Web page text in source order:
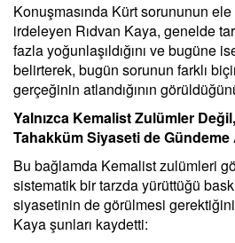
Konuşmasında Kürt sorununun ele
irdeleyen Rıdvan Kaya, genelde
fazla yoğunlaşıldığını ve bugüne
belirterek, bugün sorunun farklı
gerçeğinin atlandığının
Yalnızca Kemalist Zulümler
Tahakküm Siyaseti de Gündeme
Bu bağlamda Kemalist zulümleri
sistematik bir tarzda yürüttüğü
siyasetinin de görülmesi
Kaya şunları kaydetti: